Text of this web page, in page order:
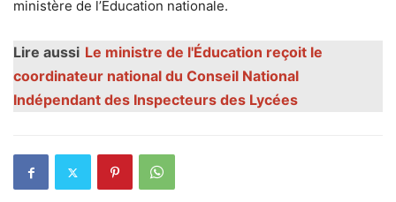
ministère de l’Éducation nationale.
Lire aussi Le ministre de l'Éducation reçoit le
coordinateur national du Conseil National
Indépendant des Inspecteurs des Lycées